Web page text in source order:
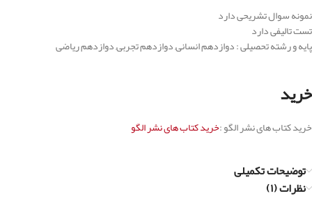
نمونه سوال تشریحی دارد
تست تالیفی دارد
پایه و رشته تحصیلی : دوازدهم انسانی, دوازدهم تجربی, دوازدهم ریاضی
خرید
خرید کتاب های نشر الگو :خرید کتاب های نشر الگو
توضیحات تکمیلی
نظرات (۱)